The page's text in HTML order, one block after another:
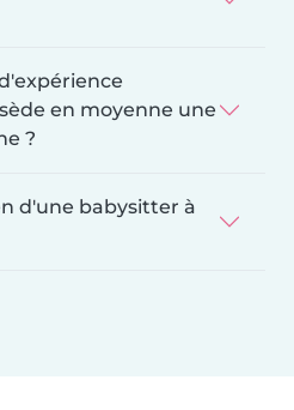
en moyenne une
?
d'une babysitter à